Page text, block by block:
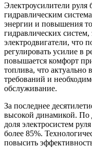
Электроусилители руля
гидравлическим
энергии и повышения
гидравлических
электродвигатели, что
регулировать усилие в
повышается комфорт
топлива, что актуально
требований и
обслуживание.
За последнее
высокой динамикой. По
доля электросистем
более 85%.
повысить